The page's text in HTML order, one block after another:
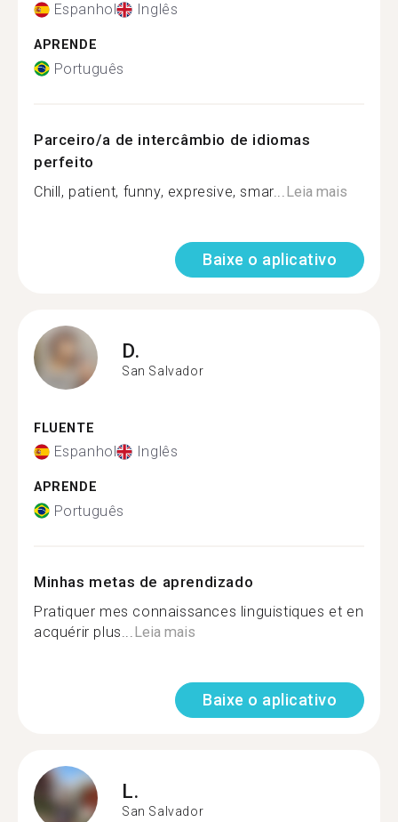
Espanhol Inglês
APRENDE
Português
Parceiro/a de intercâmbio de idiomas
perfeito
Chill, patient, funny, expresive, smar... Leia mais
Baixe o aplicativo
D.
San Salvador
FLUENTE
Espanhol Inglês
APRENDE
Português
Minhas metas de aprendizado
Pratiquer mes connaissances linguistiques et en
acquérir plus... Leia mais
Baixe o aplicativo
L.
San Salvador